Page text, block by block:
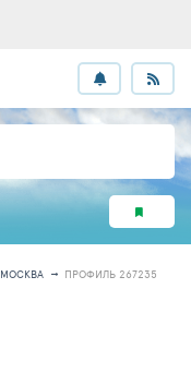
МОСКВА ПРОФИЛЬ 267235